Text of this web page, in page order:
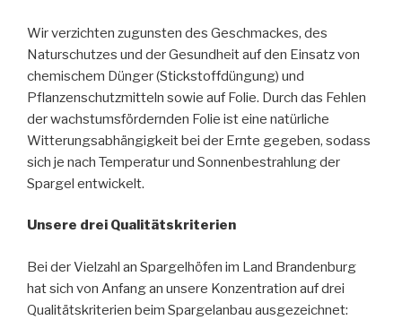
Wir verzichten zugunsten des Geschmackes, des
Naturschutzes und der Gesundheit auf den Einsatz von
chemischem Dünger (Stickstoffdüngung) und
Pflanzenschutzmitteln sowie auf Folie. Durch das Fehlen
der wachstumsfördernden Folie ist eine natürliche
Witterungsabhängigkeit bei der Ernte gegeben, sodass
sich je nach Temperatur und Sonnenbestrahlung der
Spargel entwickelt.
Unsere drei Qualitätskriterien
Bei der Vielzahl an Spargelhöfen im Land Brandenburg
hat sich von Anfang an unsere Konzentration auf drei
Qualitätskriterien beim Spargelanbau ausgezeichnet: